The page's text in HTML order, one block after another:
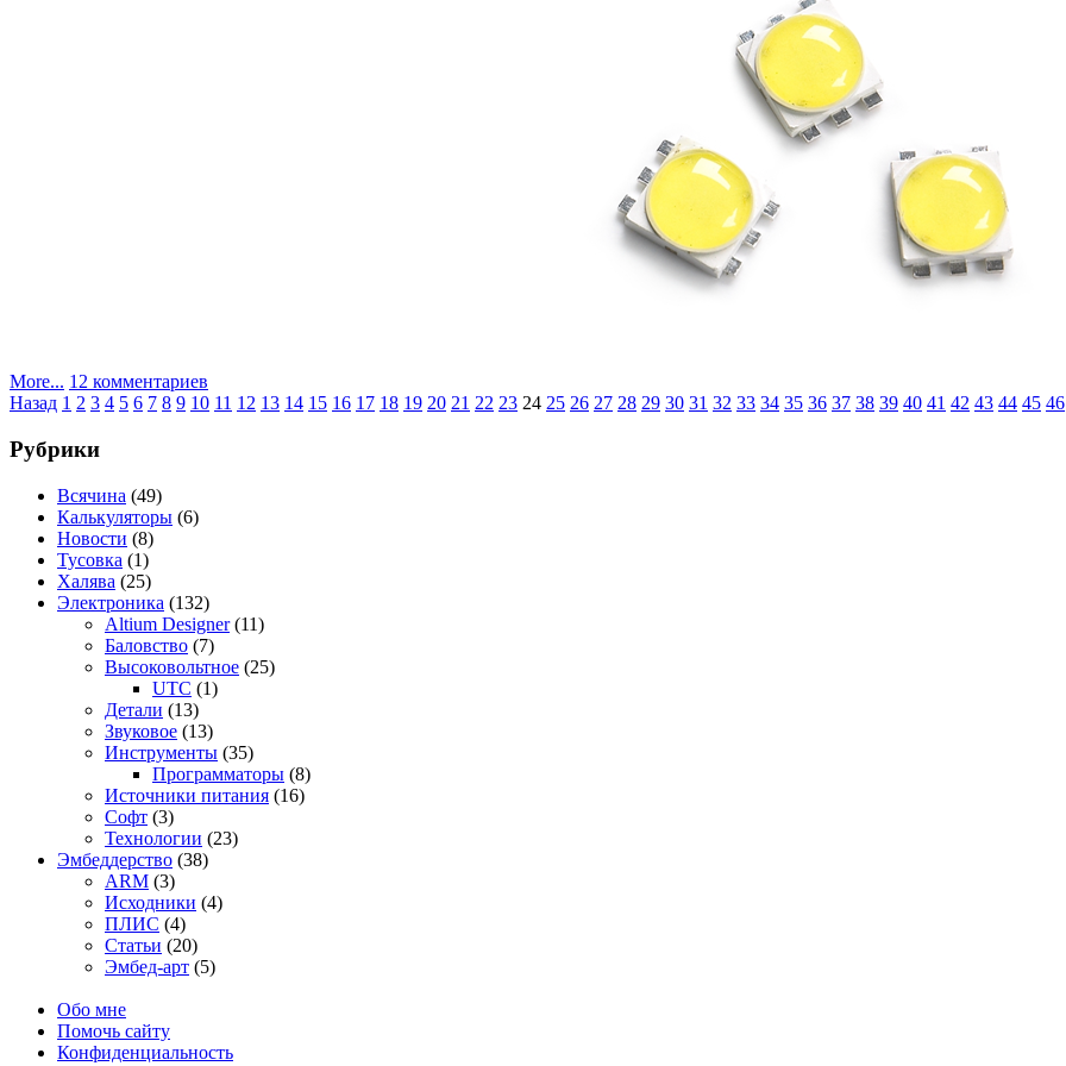
More... 12 комментариев
записи
Пагинация
записей
Назад 1 2 3 4 5 6 7 8 9 10 11 12 13 14 15 16 17 18 19 20 21 22 23 24 25 26 27 28 29 30 31 32 33 34 35 36 37 38 39 40 41 42 43 44 45 46
Рубрики
Всячина (49)
Калькуляторы (6)
Новости (8)
Тусовка (1)
Халява (25)
Электроника (132)
Altium Designer(11)
Баловство (7)
Высоковольтное (25)
UTC (1)
Детали (13)
Звуковое (13)
Инструменты (35)
Программаторы (8)
Источники питания (16)
Софт (3)
Технологии (23)
Эмбеддерство (38)
ARM (3)
Исходники (4)
ПЛИС (4)
Статьи (20)
Эмбед-арт (5)
Обо мне
Помочь сайту
Конфиденциальность